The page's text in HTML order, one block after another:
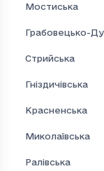
Мостиська
Грабовецько-
Стрийська
Гніздичівська
Красненська
Миколаївська
Ралівська